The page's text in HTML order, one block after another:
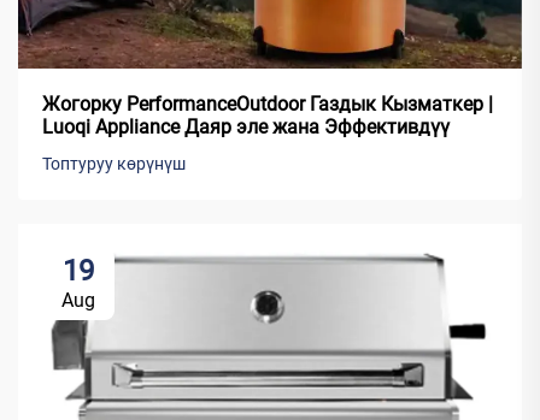
Жогорку PerformanceOutdoor Газдык Кызматкер |
Luoqi Appliance Даяр эле жана Эффективдүү
Топтуруу көрүнүш
19
Aug